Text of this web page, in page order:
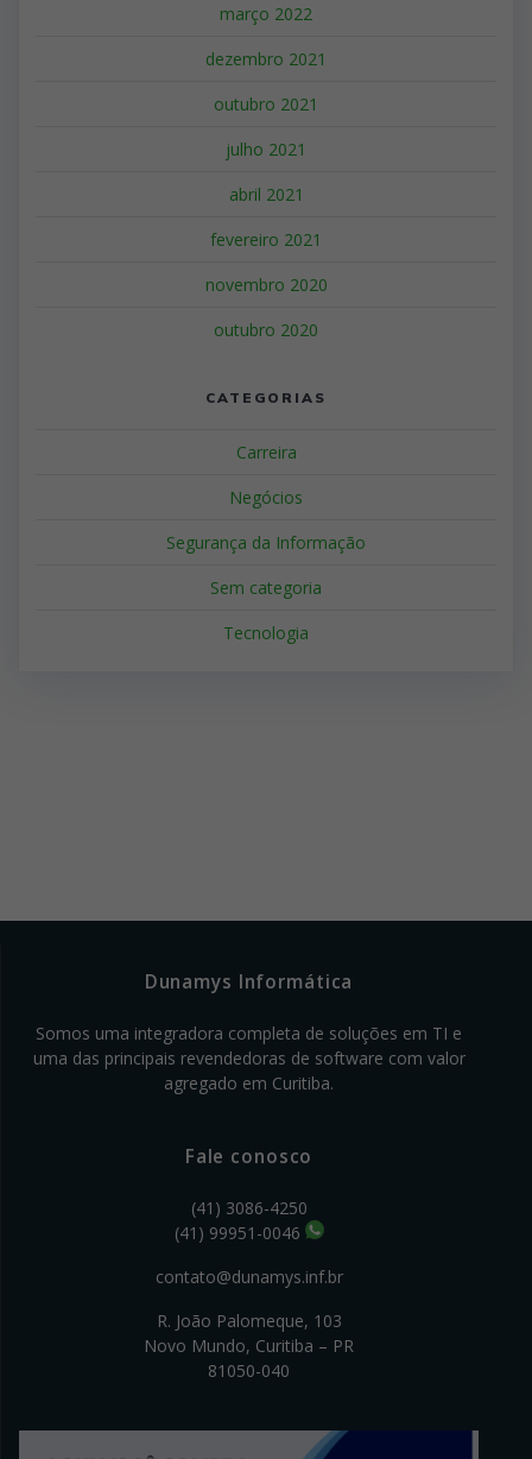
março 2022
dezembro 2021
outubro 2021
julho 2021
abril 2021
fevereiro 2021
novembro 2020
outubro 2020
CATEGORIAS
Carreira
Negócios
Segurança da Informação
Sem categoria
Tecnologia
Dunamys Informática
Somos uma integradora completa de soluções em TI e
uma das principais revendedoras de software com valor
agregado em Curitiba.
Fale conosco
(41) 3086-4250
(41) 99951-0046
contato@dunamys.inf.br
R. João Palomeque, 103
Novo Mundo, Curitiba – PR
81050-040